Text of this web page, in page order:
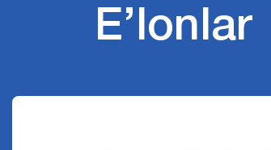
E’lonlar